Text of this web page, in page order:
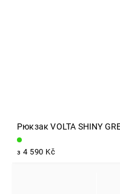
Рюкзак VOLTA SHINY
з 4 590 Kč
INSTAGRAM